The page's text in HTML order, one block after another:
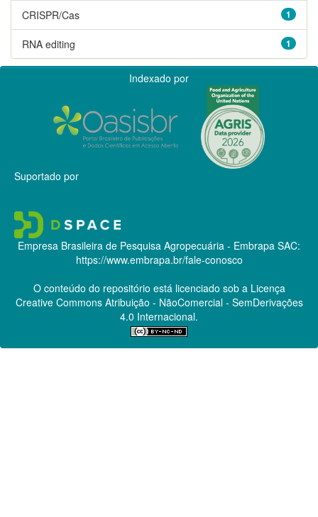
1
CRISPR/Cas
1
RNA editing
Indexado por
Suportado por
Empresa Brasileira de Pesquisa Agropecuária - Embrapa SAC:
https://www.embrapa.br/fale-conosco
O conteúdo do repositório está licenciado sob a Licença
Creative CommonsAtribuição - NãoComercial - SemDerivações
4.0 Internacional.